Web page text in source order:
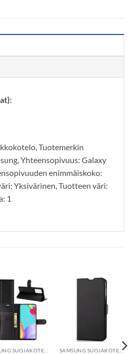
Tuotemerkin
Yhteensopivuus: Galaxy
enimmäiskoko:
Yksivärinen, Tuotteen väri:
1
SAMSUNG SUOJAKOTELO